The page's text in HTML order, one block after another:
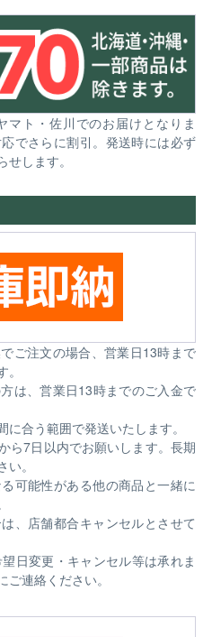
ト・佐川でのお届けとなりま
でさらに割引。発送時には必ず
します。
ご注文の場合、営業日13時まで
は、営業日13時までのご入金で
合う範囲で発送いたします。
ら7日以内でお願いします。長期
。
可能性がある他の商品と一緒に
、店舗都合キャンセルとさせて
日変更・キャンセル等は承れま
連絡ください。